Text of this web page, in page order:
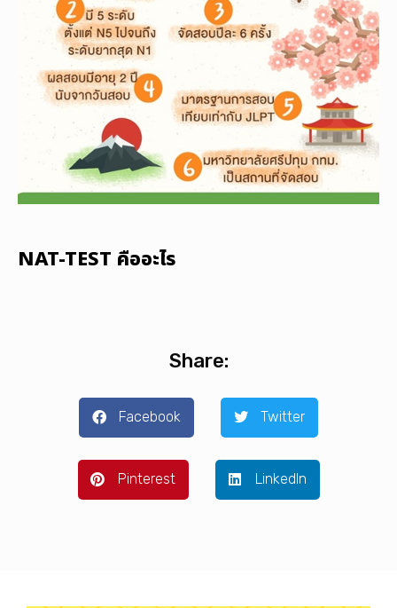
NAT-TEST คืออะไร
Share:
Facebook Twitter
Pinterest LinkedIn